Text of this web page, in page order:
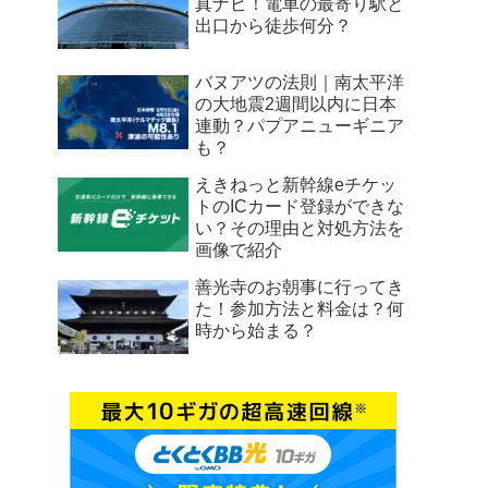
真ナビ！電車の最寄り駅と
出口から徒歩何分？
バヌアツの法則｜南太平洋
の大地震2週間以内に日本
連動？パプアニューギニア
も？
えきねっと新幹線eチケッ
トのICカード登録ができな
い？その理由と対処方法を
画像で紹介
善光寺のお朝事に行ってき
た！参加方法と料金は？何
時から始まる？